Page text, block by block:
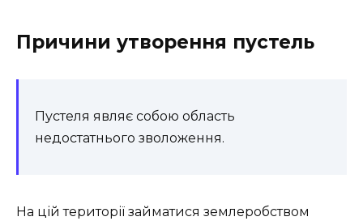
Причини утворення пустель
Пустеля являє собою область
недостатнього зволоження.
На цій території займатися землеробством